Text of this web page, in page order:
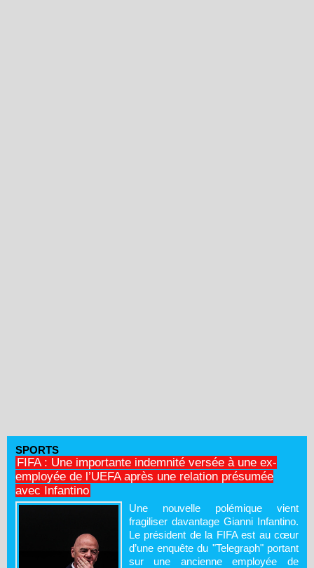
SPORTS
FIFA : Une importante indemnité versée à une ex-
employée de l’UEFA après une relation présumée
avec Infantino
Une nouvelle polémique vient
fragiliser davantage Gianni Infantino.
Le président de la FIFA est au cœur
d’une enquête du "Telegraph" portant
sur une ancienne employée de